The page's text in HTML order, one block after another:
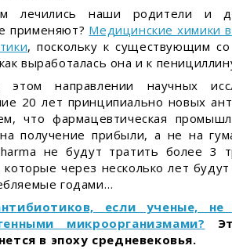
лечились наши родители и
применяют? Медицинские химики
, поскольку к существующим
выработалась она и к
направлении научных
20 лет принципиально новых
что фармацевтическая
получение прибыли, а не на
не будут тратить более 3
через несколько лет
годами…
если ученые, не
микроорганизмами?
в эпоху средневековья.